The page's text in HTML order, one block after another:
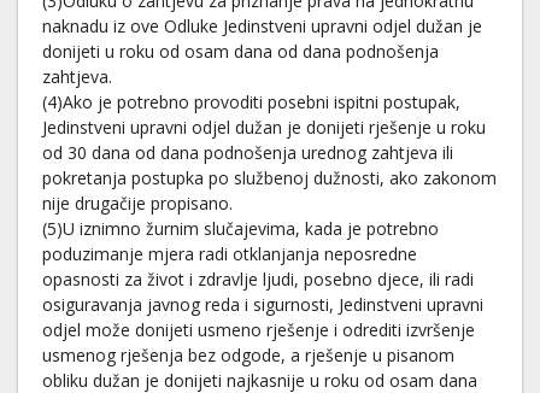
naknadu iz ove Odluke Jedinstveni upravni odjel dužan je
donijeti u roku od osam dana od dana podnošenja
zahtjeva.
(4)Ako je potrebno provoditi posebni ispitni postupak,
Jedinstveni upravni odjel dužan je donijeti rješenje u roku
od 30 dana od dana podnošenja urednog zahtjeva ili
pokretanja postupka po službenoj dužnosti, ako zakonom
nije drugačije propisano.
(5)U iznimno žurnim slučajevima, kada je potrebno
poduzimanje mjera radi otklanjanja neposredne
opasnosti za život i zdravlje ljudi, posebno djece, ili radi
osiguravanja javnog reda i sigurnosti, Jedinstveni upravni
odjel može donijeti usmeno rješenje i odrediti izvršenje
usmenog rješenja bez odgode, a rješenje u pisanom
obliku dužan je donijeti najkasnije u roku od osam dana